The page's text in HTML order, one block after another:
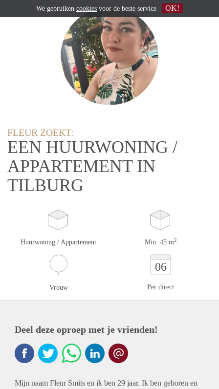
FLEUR ZOEKT:
EEN HUURWONING /
APPARTEMENT IN
TILBURG
Huurwoning / Appartement Min. 45 m2
Vrouw
06
Per direct
Deel deze oproep met je vrienden!
Mijn naam Fleur Smits en ik ben 29 jaar. Ik ben geboren en
We gebruiken cookies voor de beste service OK!